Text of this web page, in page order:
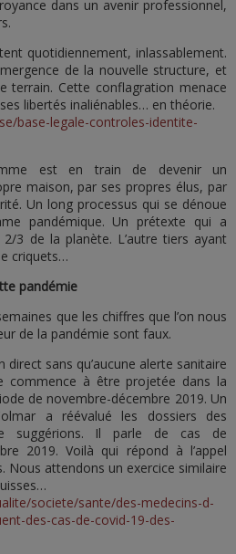
dans un avenir professionnel,
quotidiennement, inlassablement.
de la nouvelle structure, et
terrain. Cette conflagration menace
libertés inaliénables… en théorie.
base-legale-controles-identite-
est en train de devenir un
maison, par ses propres élus, par
Un long processus qui se dénoue
pandémique. Un prétexte qui a
3 de la planète. L’autre tiers ayant
criquets…
pandémie
que les chiffres que l’on nous
de la pandémie sont faux.
direct sans qu’aucune alerte sanitaire
commence à être projetée dans la
de novembre-décembre 2019. Un
a réévalué les dossiers des
suggérions. Il parle de cas de
2019. Voilà qui répond à l’appel
Nous attendons un exercice similaire
societe/sante/des-medecins-d-
des-cas-de-covid-19-des-